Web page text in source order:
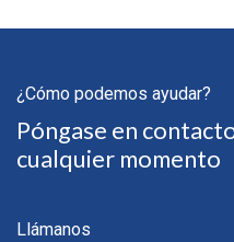
¿Cómo podemos ayudar?
Póngase en
cualquier momento
Llámanos